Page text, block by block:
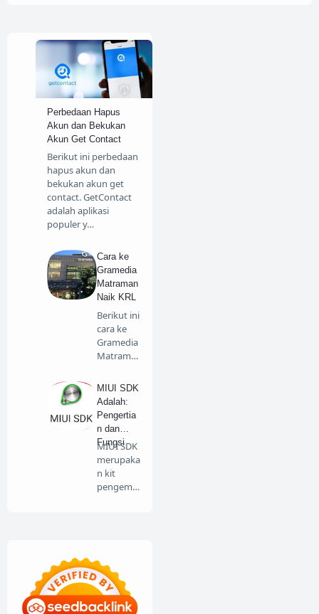
Perbedaan Hapus
Akun dan Bekukan
Akun Get Contact
Berikut ini perbedaan
hapus akun dan
bekukan akun get
contact. GetContact
adalah aplikasi
populer y…
Cara ke
Gramedia
Matraman
Naik KRL
Berikut ini
cara ke
Gramedia
Matrama
KRL. B…
MIUI SDK
Adalah:
Pengertia
n dan
Fungsi
MIUI SDK
merupaka
n kit
pengemb